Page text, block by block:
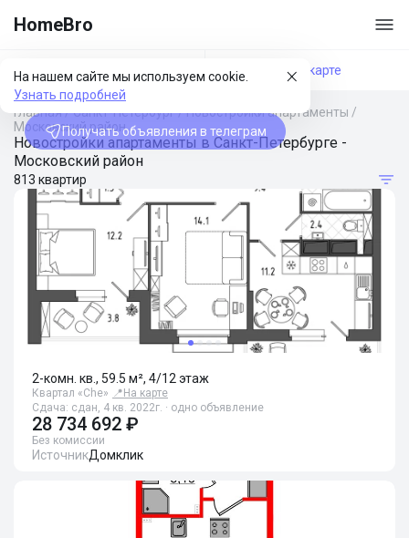
HomeBro
На нашем сайте мы используем cookie.
Узнать подробней
Получать объявления в телеграм
Фильтры На карте
Главная/Санкт-Петербург/Новостройки апартаменты /
Московский район
Новостройки апартаменты в Санкт-Петербурге -
Московский район
813 квартир
2-комн. кв., 59.5 м², 4/12 этаж
Квартал «Che» 📍 На карте
Сдача: сдан, 4 кв. 2022г. · одно объявление
28 734 692 ₽
Без комиссии
ИсточникДомклик